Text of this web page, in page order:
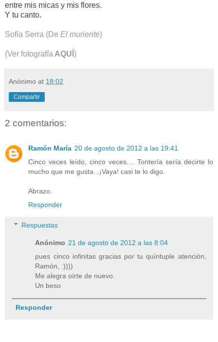
entre mis micas y mis flores.
Y tu canto.
Sofía Serra (De El muriente)
(Ver fotografía AQUÍ )
Anónimo at 18:02
Compartir
2 comentarios:
Ramón María 20 de agosto de 2012 a las 19:41
Cinco veces leído, cinco veces.... Tontería sería decirte lo
mucho que me gusta...¡Vaya! casi te lo digo.
Abrazo.
Responder
Respuestas
Anónimo 21 de agosto de 2012 a las 8:04
pues cinco infinitas gracias por tu quíntuple atención,
Ramón, :))))
Me alegra oírte de nuevo.
Un beso
Responder